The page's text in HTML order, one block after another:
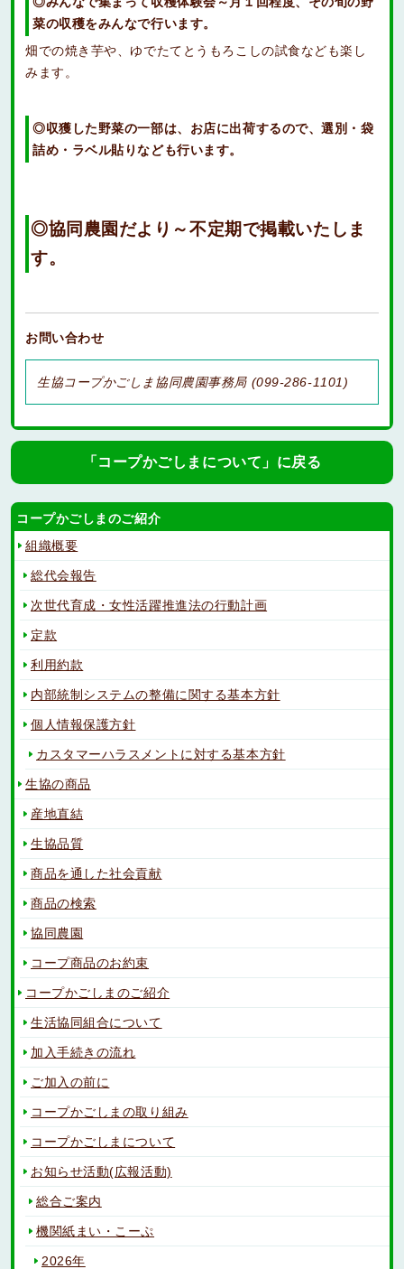
菜の収穫をみんなで行います。
畑での焼き芋や、ゆでたてとうもろこしの試食なども楽し
みます。
◎収獲した野菜の一部は、お店に出荷するので、選別・袋
詰め・ラベル貼りなども行います。
◎協同農園だより～不定期で掲載いたしま
す。
お問い合わせ
生協コープかごしま協同農園事務局 (099-286-1101)
「コープかごしまについて」に戻る
コープかごしまのご紹介
組織概要
総代会報告
次世代育成・女性活躍推進法の行動計画
定款
利用約款
内部統制システムの整備に関する基本方針
個人情報保護方針
カスタマーハラスメントに対する基本方針
生協の商品
産地直結
生協品質
商品を通した社会貢献
商品の検索
協同農園
コープ商品のお約束
コープかごしまのご紹介
生活協同組合について
加入手続きの流れ
ご加入の前に
コープかごしまの取り組み
コープかごしまについて
お知らせ活動(広報活動)
総合ご案内
機関紙まい・こーぷ
2026年